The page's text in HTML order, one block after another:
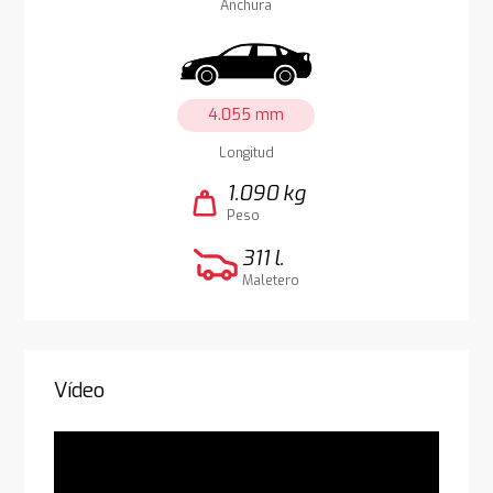
Anchura
4.055 mm
Longitud
weight 1.090 kg
Peso
311 l.
Maletero
Vídeo